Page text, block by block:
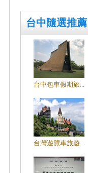
台中隨選推薦
台中包車假期旅...
台灣遊覽車旅遊...